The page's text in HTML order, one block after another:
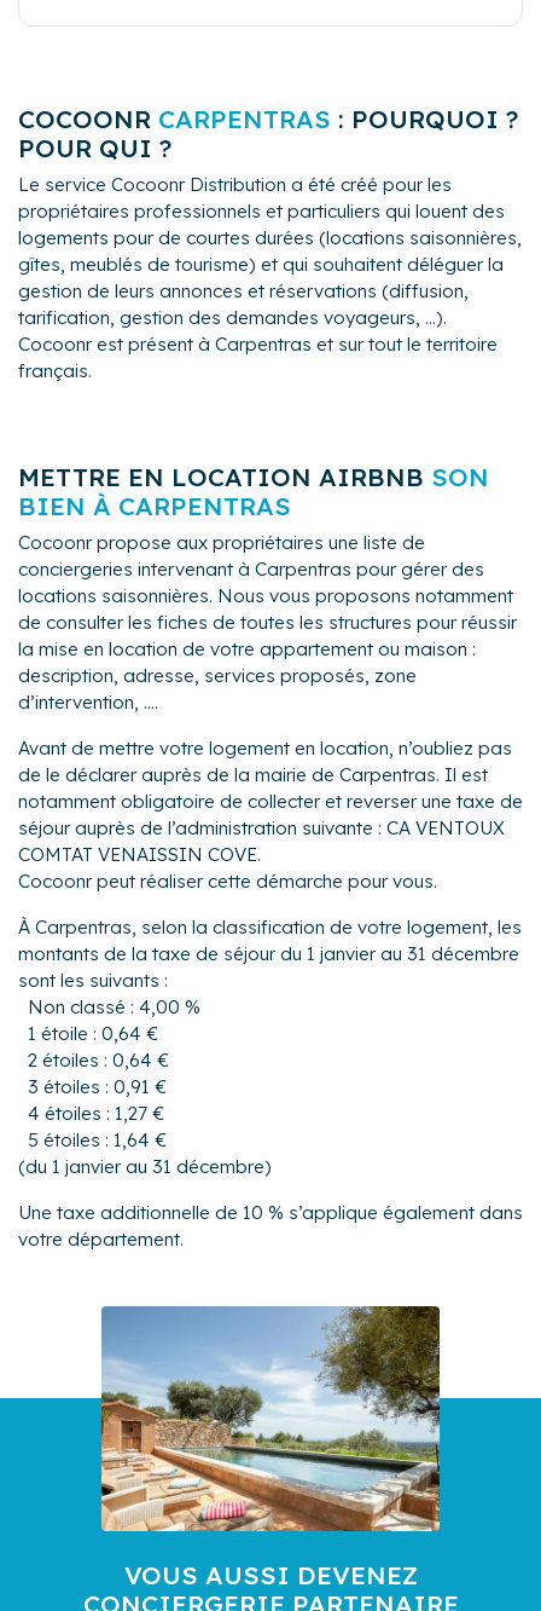
soit entretenue avec le plus grand soin.
COCOONR CARPENTRAS : POURQUOI ?
POUR QUI ?
Le service Cocoonr Distribution a été créé pour les
propriétaires professionnels et particuliers qui louent des
logements pour de courtes durées (locations saisonnières,
gîtes, meublés de tourisme) et qui souhaitent déléguer la
gestion de leurs annonces et réservations (diffusion,
tarification, gestion des demandes voyageurs, ...).
Cocoonr est présent à Carpentras et sur tout le territoire
français.
METTRE EN LOCATION AIRBNB SON
BIEN À CARPENTRAS
Cocoonr propose aux propriétaires une liste de
conciergeries intervenant à Carpentras pour gérer des
locations saisonnières. Nous vous proposons notamment
de consulter les fiches de toutes les structures pour réussir
la mise en location de votre appartement ou maison :
description, adresse, services proposés, zone
d’intervention, ....
Avant de mettre votre logement en location, n’oubliez pas
de le déclarer auprès de la mairie de Carpentras. Il est
notamment obligatoire de collecter et reverser une taxe de
séjour auprès de l’administration suivante : CA VENTOUX
COMTAT VENAISSIN COVE.
Cocoonr peut réaliser cette démarche pour vous.
À Carpentras, selon la classification de votre logement, les
montants de la taxe de séjour du 1 janvier au 31 décembre
sont les suivants :
Non classé : 4,00 %
1 étoile : 0,64 €
2 étoiles : 0,64 €
3 étoiles : 0,91 €
4 étoiles : 1,27 €
5 étoiles : 1,64 €
(du 1 janvier au 31 décembre)
Une taxe additionnelle de 10 % s’applique également dans
votre département.
VOUS AUSSI DEVENEZ
CONCIERGERIE PARTENAIRE